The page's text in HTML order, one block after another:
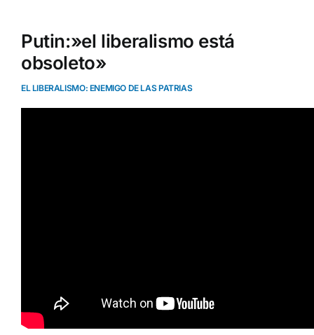
Putin:»el liberalismo está
obsoleto»
EL LIBERALISMO: ENEMIGO DE LAS PATRIAS